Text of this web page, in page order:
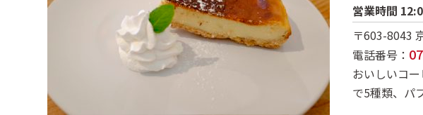
営業時間
〒603-8043
電話番号：
おいしいコ
で5種類、パ